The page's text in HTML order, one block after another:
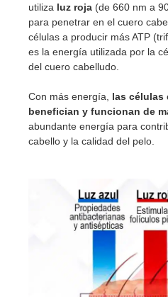
utiliza luz roja (de 660 nm a
para penetrar en el cuero
células a producir más ATP
es la energía utilizada por la
del cuero cabelludo.
Con más energía, las células
benefician y funcionan de
abundante energía para
cabello y la calidad del pelo.